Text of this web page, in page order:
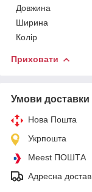
Довжина
Ширина
Колір
Приховати
Умови доставки
Нова Пошта
Укрпошта
Meest ПОШТА
Адресна